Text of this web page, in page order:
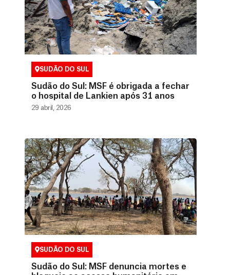
SUDÃO DO SUL
Sudão do Sul: MSF é obrigada a fechar
o hospital de Lankien após 31 anos
29 abril, 2026
SUDÃO DO SUL
Sudão do Sul: MSF denuncia mortes e